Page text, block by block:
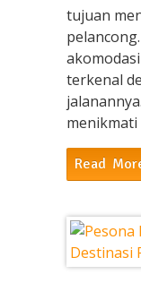
tujuan
terkenal
Read